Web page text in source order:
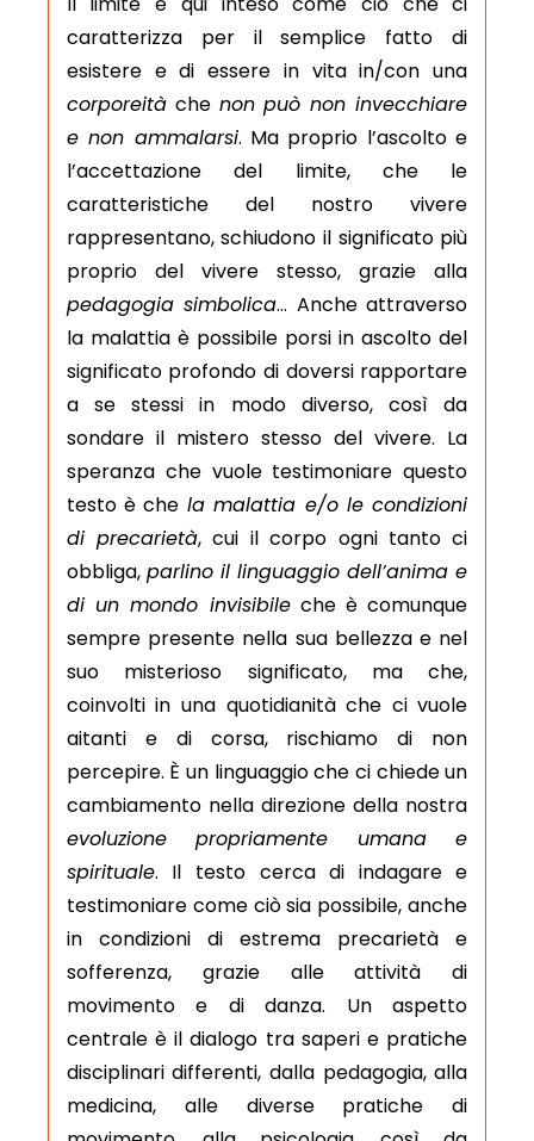
caratterizza per il semplice fatto di
esistere e di essere in vita in/con una
corporeitàche non può non invecchiare
e non ammalarsi. Ma proprio l’ascolto e
l’accettazione del limite, che le
caratteristiche del nostro vivere
rappresentano, schiudono il significato più
proprio del vivere stesso, grazie alla
pedagogia simbolica… Anche attraverso
la malattia è possibile porsi in ascolto del
significato profondo di doversi rapportare
a se stessi in modo diverso, così da
sondare il mistero stesso del vivere. La
speranza che vuole testimoniare questo
testo è che la malattia e/o le condizioni
di precarietà, cui il corpo ogni tanto ci
obbliga, parlino il linguaggio dell’anima e
di un mondo invisibileche è comunque
sempre presente nella sua bellezza e nel
suo misterioso significato, ma che,
coinvolti in una quotidianità che ci vuole
aitanti e di corsa, rischiamo di non
percepire. È un linguaggio che ci chiede un
cambiamento nella direzione della nostra
evoluzione propriamente umana e
spirituale. Il testo cerca di indagare e
testimoniare come ciò sia possibile, anche
in condizioni di estrema precarietà e
sofferenza, grazie alle attività di
movimento e di danza. Un aspetto
centrale è il dialogo tra saperi e pratiche
disciplinari differenti, dalla pedagogia, alla
medicina, alle diverse pratiche di